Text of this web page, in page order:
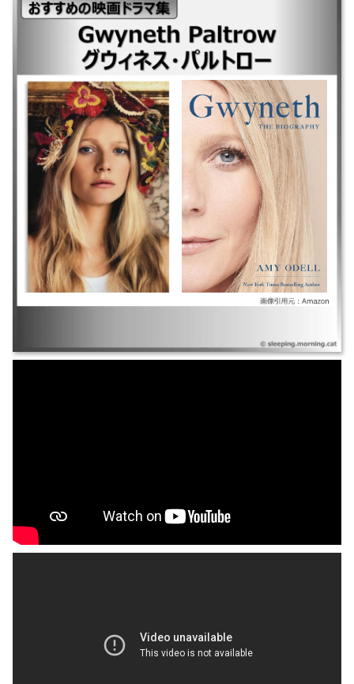
｜マーティ・シュプリーム 世界をつかめ ｜アベンジャーズ／エンドゲー
ム ｜アベンジャーズ／インフィニティ・ウォー ｜アイアンマン3 ｜アベン
ジャーズ ｜恋人はセックス依存症 ｜コンテイジョン ｜アイアンマン2 ｜
トゥー・ラバーズ ｜アイアンマン ｜プルーフ・オブ・マイ・ライフ ｜ハ
ッピー・フライト（2003） ｜愛しのローズマリー ｜リプリー ｜恋におち
たシェイクスピア ｜ダイヤルM ｜大いなる遺産（1998） ｜スライディン
グ・ドア ｜Emma エマ（1996） ｜セブン